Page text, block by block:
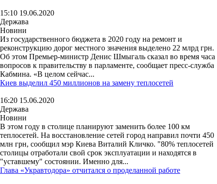
15:10 19.06.2020
Держава
Новини
Из государственного бюджета в 2020 году на ремонт и
реконструкцию дорог местного значения выделено 22 млрд грн.
Об этом Премьер-министр Денис Шмыгаль сказал во время часа
вопросов к правительству в парламенте, сообщает пресс-служба
Кабмина. «В целом сейчас...
Киев выделил 450 миллионов на замену теплосетей
16:20 15.06.2020
Держава
Новини
В этом году в столице планируют заменить более 100 км
теплосетей. На восстановление сетей город направил почти 450
млн грн, сообщил мэр Киева Виталий Кличко. "80% теплосетей
столицы отработали свой срок эксплуатации и находятся в
"уставшему" состоянии. Именно для...
Глава «Укравтодора» отчитался о проделанной работе